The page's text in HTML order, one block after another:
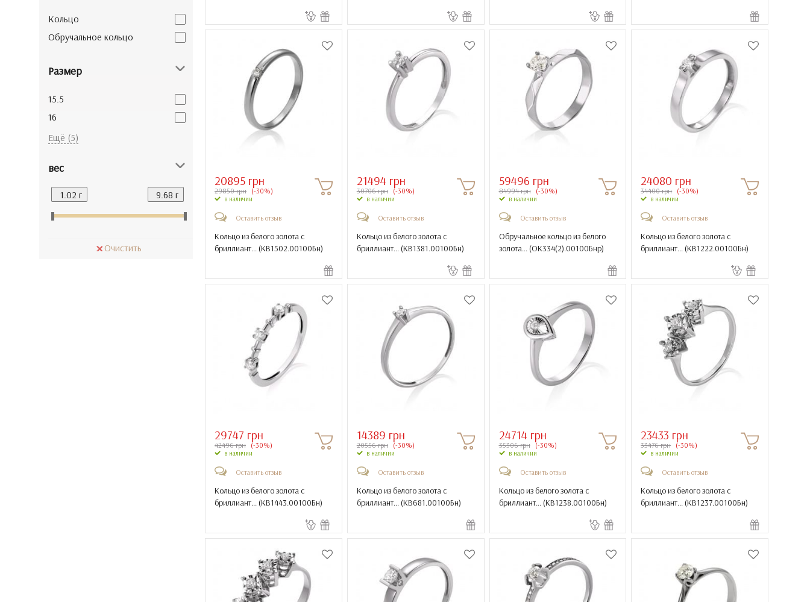
Кольцо
Обручальное кольцо
Размер
15.5
16
16.5
17.5
18
Ещё (5)
вес
Очистить
20895 грн
29850 грн (-30%)
в наличии
Оставить отзыв
Кольцо из белого золота с
бриллиант... (КВ1502.00100Бн)
21494 грн
30706 грн (-30%)
в наличии
Оставить отзыв
Кольцо из белого золота с
бриллиант... (КВ1381.00100Бн)
59496 грн
84994 грн (-30%)
в наличии
Оставить отзыв
Обручальное кольцо из белого
золота... (ОК334(2).00100Бнр)
24080 грн
34400 грн (-30%)
в наличии
Оставить отзыв
Кольцо из белого золота с
бриллиант... (КВ1222.00100Бн)
29747 грн
42496 грн (-30%)
в наличии
Оставить отзыв
Кольцо из белого золота с
бриллиант... (КВ1443.00100Бн)
14389 грн
20556 грн (-30%)
в наличии
Оставить отзыв
Кольцо из белого золота с
бриллиант... (КВ681.00100Бн)
24714 грн
35306 грн (-30%)
в наличии
Оставить отзыв
Кольцо из белого золота с
бриллиант... (КВ1238.00100Бн)
23433 грн
33476 грн (-30%)
в наличии
Оставить отзыв
Кольцо из белого золота с
бриллиант... (КВ1237.00100Бн)